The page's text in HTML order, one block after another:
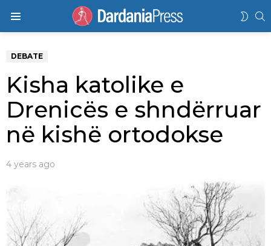
DEBATE
Kisha katolike e
Drenicës e shndërruar
në kishë ortodokse
4 years ago